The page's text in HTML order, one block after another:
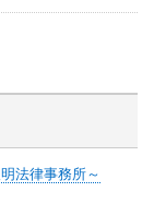
法律事務所～